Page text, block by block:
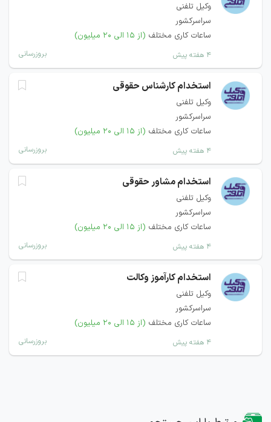
وکیل تلفنی
سراسرکشور
ساعات کاری مختلف (از ۱۵ الی ۲۰ میلیون)
۴ هفته پیش بروزرسانی
استخدام کارشناس حقوقی
وکیل تلفنی
سراسرکشور
ساعات کاری مختلف (از ۱۵ الی ۲۰ میلیون)
۴ هفته پیش بروزرسانی
استخدام مشاور حقوقی
وکیل تلفنی
سراسرکشور
ساعات کاری مختلف (از ۱۵ الی ۲۰ میلیون)
۴ هفته پیش بروزرسانی
استخدام کارآموز وکالت
وکیل تلفنی
سراسرکشور
ساعات کاری مختلف (از ۱۵ الی ۲۰ میلیون)
۴ هفته پیش بروزرسانی